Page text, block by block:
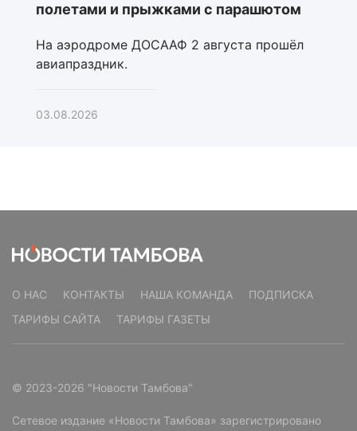
полетами и прыжками с парашютом
На аэродроме ДОСААФ 2 августа прошёл
авиапраздник.
03.08.2026
О НАС КОНТАКТЫ НАША КОМАНДА
ПОДПИСКА
ТАРИФЫ САЙТА
ТАРИФЫ ГАЗЕТЫ
© 2023-2026 "Новости Тамбова"
Сетевое издание «Новости Тамбова» зарегистрировано